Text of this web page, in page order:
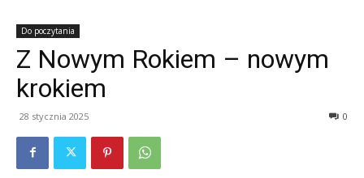
Do poczytania
Z Nowym Rokiem – nowym
krokiem
28 stycznia 2025 0